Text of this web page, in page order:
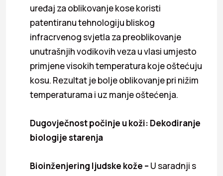
uređaj za oblikovanje kose koristi
patentiranu tehnologiju bliskog
infracrvenog svjetla za preoblikovanje
unutrašnjih vodikovih veza u vlasi umjesto
primjene visokih temperatura koje oštećuju
kosu. Rezultat je bolje oblikovanje pri nižim
temperaturama i uz manje oštećenja.
Dugovječnost počinje u koži: Dekodiranje
biologije starenja
Bioinženjering ljudske kože – U saradnji s